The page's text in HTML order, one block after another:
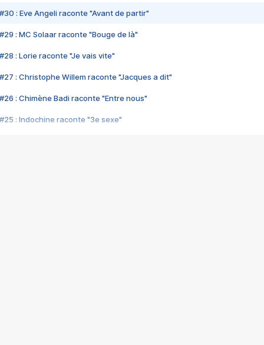
#30 : Eve Angeli raconte "Avant de partir"
#29 : MC Solaar raconte "Bouge de là"
#28 : Lorie raconte "Je vais vite"
#27 : Christophe Willem raconte "Jacques a dit"
#26 : Chimène Badi raconte "Entre nous"
#25 : Indochine raconte "3e sexe"